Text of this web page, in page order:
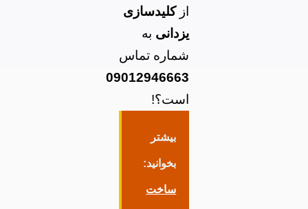
ازکلیدسازی
یزدانی به
شماره تماس
09012946663
است؟!
بیشتر
بخوانید:
ساخت